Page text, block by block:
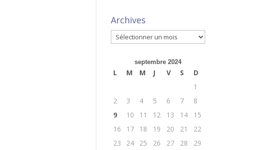
Archives
Archives
septembre 2024
L M M J V S
D
1
2
3 4 5 6 7
8
9
10 11 12 13 14
15
16
17 18 19 20 21
22
23
24 25 26 27 28 29